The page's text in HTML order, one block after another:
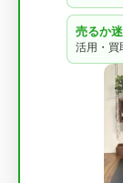
売るか
活用・買